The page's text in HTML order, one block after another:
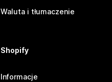
Waluta i tłumaczenie
Shopify
Informacje